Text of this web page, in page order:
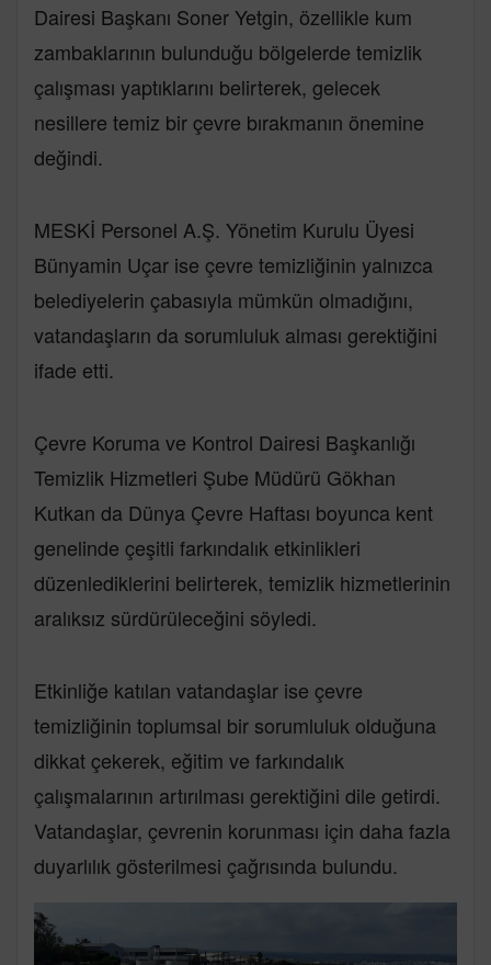
Dairesi Başkanı Soner Yetgin, özellikle kum
zambaklarının bulunduğu bölgelerde temizlik
çalışması yaptıklarını belirterek, gelecek
nesillere temiz bir çevre bırakmanın önemine
değindi.
MESKİ Personel A.Ş. Yönetim Kurulu Üyesi
Bünyamin Uçar ise çevre temizliğinin yalnızca
belediyelerin çabasıyla mümkün olmadığını,
vatandaşların da sorumluluk alması gerektiğini
ifade etti.
Çevre Koruma ve Kontrol Dairesi Başkanlığı
Temizlik Hizmetleri Şube Müdürü Gökhan
Kutkan da Dünya Çevre Haftası boyunca kent
genelinde çeşitli farkındalık etkinlikleri
düzenlediklerini belirterek, temizlik hizmetlerinin
aralıksız sürdürüleceğini söyledi.
Etkinliğe katılan vatandaşlar ise çevre
temizliğinin toplumsal bir sorumluluk olduğuna
dikkat çekerek, eğitim ve farkındalık
çalışmalarının artırılması gerektiğini dile getirdi.
Vatandaşlar, çevrenin korunması için daha fazla
duyarlılık gösterilmesi çağrısında bulundu.